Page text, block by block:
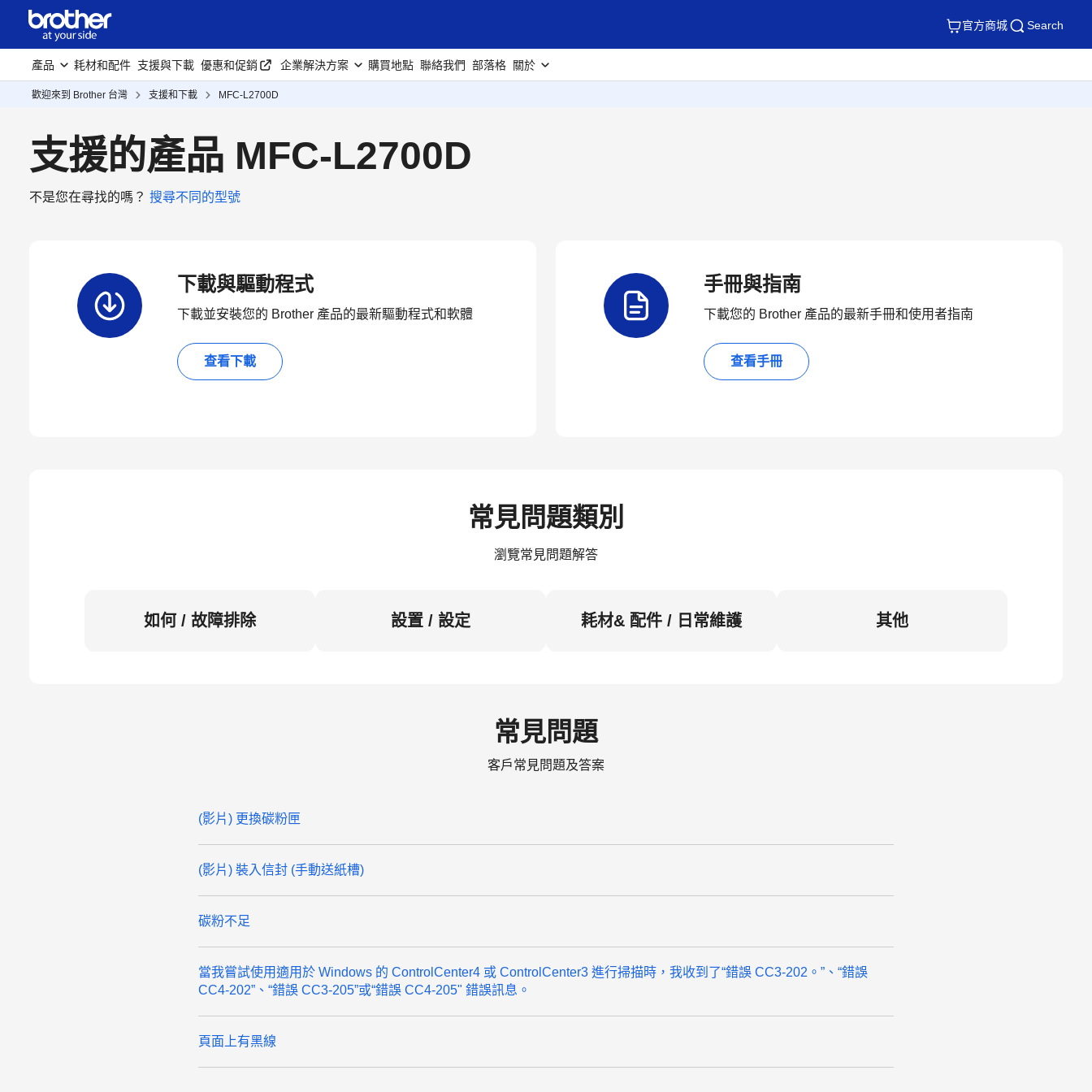
官方商城 Search
產品 耗材和配件 支援與下載 優惠和促銷 企業解決方案 購買地點 聯絡我們 部落格 關於
歡迎來到 Brother 台灣 支援和下載 MFC-L2700D
支援的產品 MFC-L2700D
不是您在尋找的嗎？ 搜尋不同的型號
下載與驅動程式
下載並安裝您的 Brother 產品的最新驅動程式和軟體
查看下載
手冊與指南
下載您的 Brother 產品的最新手冊和使用者指南
查看手冊
常見問題類別
瀏覽常見問題解答
如何 / 故障排除 設置 / 設定 耗材& 配件 / 日常維護 其他
常見問題
客戶常見問題及答案
(影片) 更換碳粉​​​​​​匣
(影片) 裝入信封 (手動送紙槽)
碳粉不足
當我嘗試使用適用於 Windows 的 ControlCenter4 或 ControlCenter3 進行掃描時，我收到了“錯誤 CC3-202。”、“錯誤
CC4-202”、“錯誤 CC3-205”或“錯誤 CC4-205" 錯誤訊息。
頁面上有黑線